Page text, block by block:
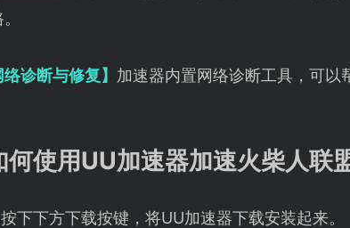
络诊断与修复】 加速器内置网络诊断工具，可以
何使用UU加速器加速火柴人联
下下方下载按键，将UU加速器下载安装起来。